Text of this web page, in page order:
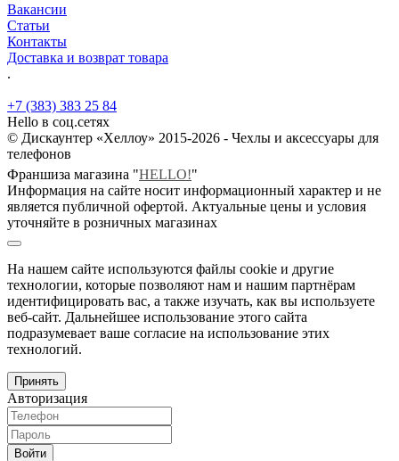
Вакансии
Статьи
Контакты
Доставка и возврат товара
.
+7 (383) 383 25 84
Hello в соц.сетях
© Дискаунтер «Хеллоу» 2015-2026 - Чехлы и аксессуары для
телефонов
Франшиза магазина "HELLO!"
Информация на сайте носит информационный характер и не
является публичной офертой. Актуальные цены и условия
уточняйте в розничных магазинах
На нашем сайте используются файлы cookie и другие
технологии, которые позволяют нам и нашим партнёрам
идентифицировать вас, а также изучать, как вы используете
веб-сайт. Дальнейшее использование этого сайта
подразумевает ваше согласие на использование этих
технологий.
Принять
Авторизация
Войти